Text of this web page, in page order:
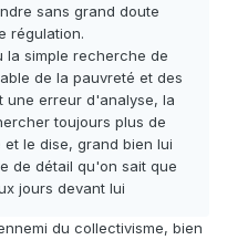
sans grand doute
régulation.
la simple recherche de
de la pauvreté et des
une erreur d'analyse, la
toujours plus de
et le dise, grand bien lui
de détail qu'on sait que
jours devant lui
du collectivisme, bien